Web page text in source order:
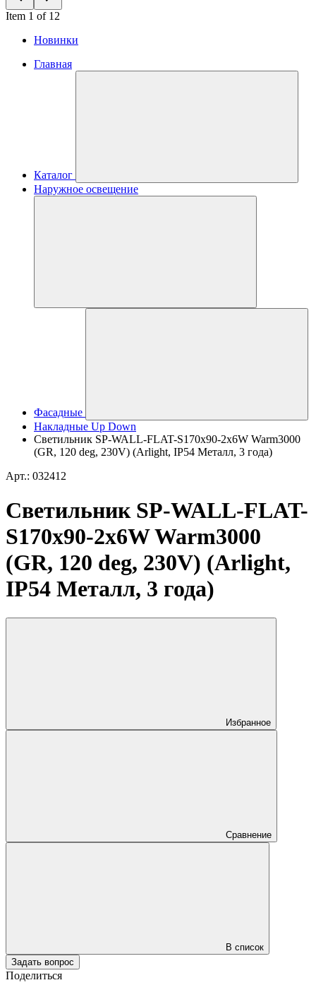
Item 1 of 12
Новинки
Главная
Каталог
Наружное освещение
Фасадные
Накладные Up Down
Светильник SP-WALL-FLAT-S170x90-2x6W Warm3000
(GR, 120 deg, 230V) (Arlight, IP54 Металл, 3 года)
Арт.: 032412
Светильник SP-WALL-FLAT-
S170x90-2x6W Warm3000
(GR, 120 deg, 230V) (Arlight,
IP54 Металл, 3 года)
Избранное
Сравнение
В список
Задать вопрос
Поделиться